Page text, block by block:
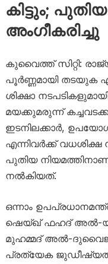
കിട്ടും;
അംഗീകരിച്ചു
കുവൈത്ത് സിറ്റി:
പൂർണ്ണമായി തടയുക
ശിക്ഷാ
മയക്കുമരുന്ന്
ഇടനിലക്കാർ,
എന്നിവർക്ക്
പുതിയ
നൽകിയത്.
ഒന്നാം
ഷെയ്ഖ് ഫഹദ് അൽ-
മുഹമ്മദ് അൽ-
പ്രത്യേക ജുഡീഷ്യൽ